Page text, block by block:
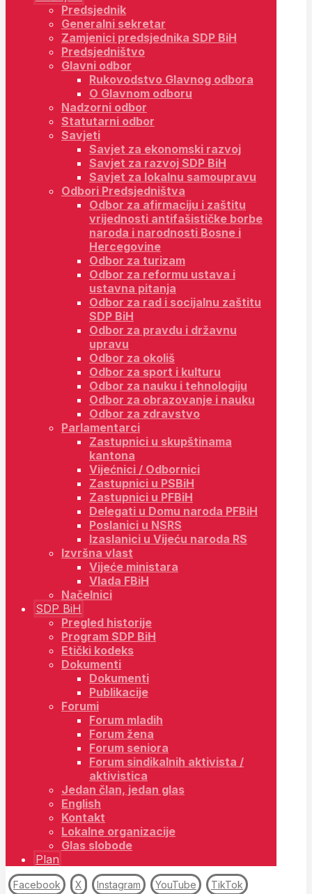
Predsjednik
Generalni sekretar
Zamjenici predsjednika SDP BiH
Predsjedništvo
Glavni odbor
Rukovodstvo Glavnog odbora
O Glavnom odboru
Nadzorni odbor
Statutarni odbor
Savjeti
Savjet za ekonomski razvoj
Savjet za razvoj SDP BiH
Savjet za lokalnu samoupravu
Odbori Predsjedništva
Odbor za afirmaciju i zaštitu
vrijednosti antifašističke borbe
naroda i narodnosti Bosne i
Hercegovine
Odbor za turizam
Odbor za reformu ustava i
ustavna pitanja
Odbor za rad i socijalnu zaštitu
SDP BiH
Odbor za pravdu i državnu
upravu
Odbor za okoliš
Odbor za sport i kulturu
Odbor za nauku i tehnologiju
Odbor za obrazovanje i nauku
Odbor za zdravstvo
Parlamentarci
Zastupnici u skupštinama
kantona
Vijećnici / Odbornici
Zastupnici u PSBiH
Zastupnici u PFBiH
Delegati u Domu naroda PFBiH
Poslanici u NSRS
Izaslanici u Vijeću naroda RS
Izvršna vlast
Vijeće ministara
Vlada FBiH
Načelnici
SDP BiH
Pregled historije
Program SDP BiH
Etički kodeks
Dokumenti
Dokumenti
Publikacije
Forumi
Forum mladih
Forum žena
Forum seniora
Forum sindikalnih aktivista /
aktivistica
Jedan član, jedan glas
English
Kontakt
Lokalne organizacije
Glas slobode
Plan
Facebook X Instagram YouTube TikTok